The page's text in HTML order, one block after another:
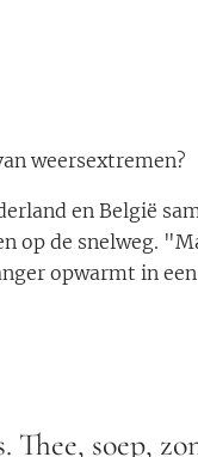
weersextremen?
en België
op de snelweg.
opwarmt in een
soep,